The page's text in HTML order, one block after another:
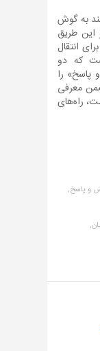
به گوش
این طریق
انتقال
که دو
را
معرفی
راه‌های
و پاسخ,